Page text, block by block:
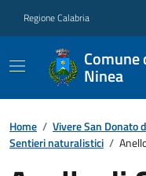
Regione Calabria
Comune
Ninea
Home / Vivere San Donato
Sentieri naturalistici /